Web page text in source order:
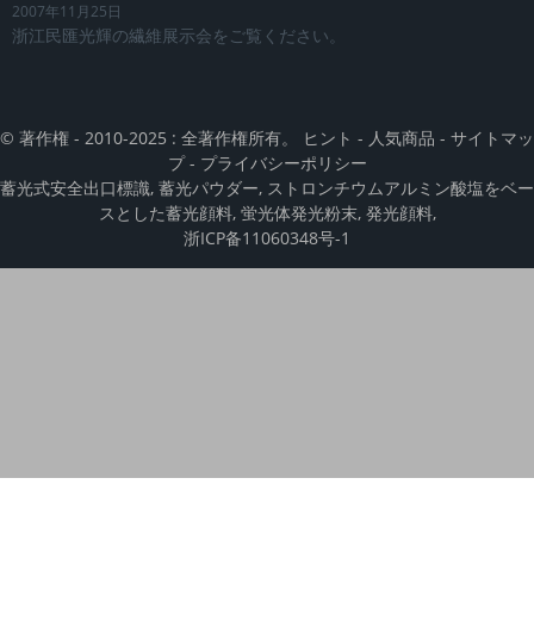
2007年11月25日
浙江民匯光輝の繊維展示会をご覧ください。
© 著作権 - 2010-2025 : 全著作権所有。 ヒント - 人気商品 - サイトマッ
プ- プライバシーポリシー
蓄光式安全出口標識, 蓄光パウダー, ストロンチウムアルミン酸塩をベー
スとした蓄光顔料, 蛍光体発光粉末, 発光顔料,
浙ICP备11060348号-1